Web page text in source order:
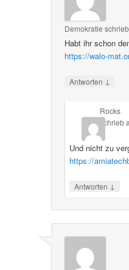
Demokratie schrieb
Habt ihr schon
https://walo-
Antworten ↓
Rocks
schrieb
Und nicht zu
https://
Antworten ↓